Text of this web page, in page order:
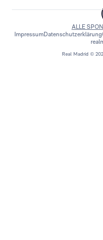
Real Madrid ©
ALLE
ImpressumDatenschutzerklärung